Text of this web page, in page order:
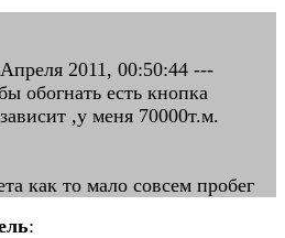
2011, 00:50:44 ---
обогнать есть кнопка
,у меня 70000т.м.
как то мало совсем пробег
: